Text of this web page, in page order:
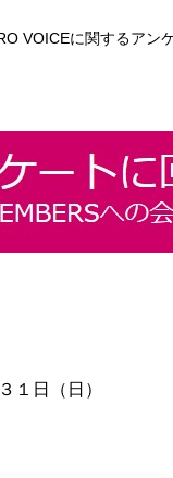
VOICEに関するアン
１日（日）